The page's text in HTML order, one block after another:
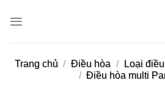
Trang chủ / Điều hòa / Loại
/ Điều hòa multi